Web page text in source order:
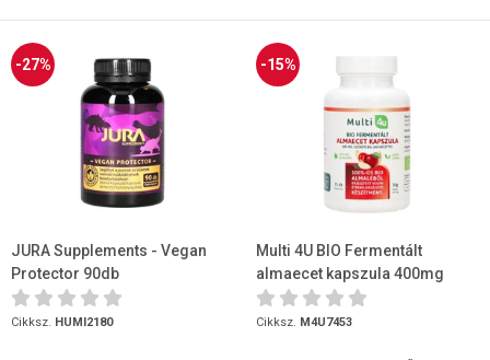
-27%
JURA Supplements - Vegan
Protector 90db
Cikksz. HUMI2180
-15%
Multi 4U BIO Fermentált
almaecet kapszula 400mg
75db
Cikksz. M4U7453